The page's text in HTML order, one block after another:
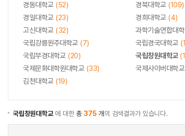
경동대학교 (52) 경북대학교 (109)
경일대학교 (23) 경희대학교 (4)
고신대학교 (32) 과학기술연합대
국립강릉원주대학교 (7) 국립경국대학교
국립부경대학교 (20) 국립창원대학교
국제문화대학원대학교 (33) 국제사이버대학교
김천대학교 (19)
국립창원대학교에 대한총375 개의 검색결과가 있습니다.